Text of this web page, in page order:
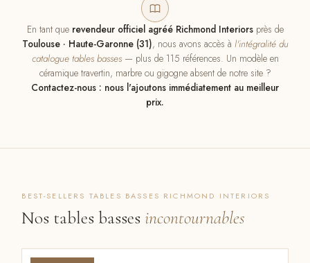
En tant que revendeur officiel agréé Richmond Interiorsprès de
Toulouse · Haute-Garonne (31), nous avons accès à l'intégralité du
catalogue tables basses— plus de 115 références. Un modèle en
céramique travertin, marbre ou gigogne absent de notre site ?
Contactez-nous : nous l'ajoutons immédiatement au meilleur
prix.
BEST-SELLERS TABLES BASSES RICHMOND INTERIORS
Nos tables basses incontournables